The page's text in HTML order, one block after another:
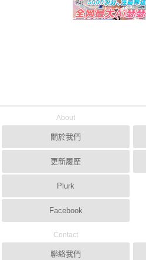
About
關於我們
更新履歷
Plurk
Facebook
Contact
聯絡我們